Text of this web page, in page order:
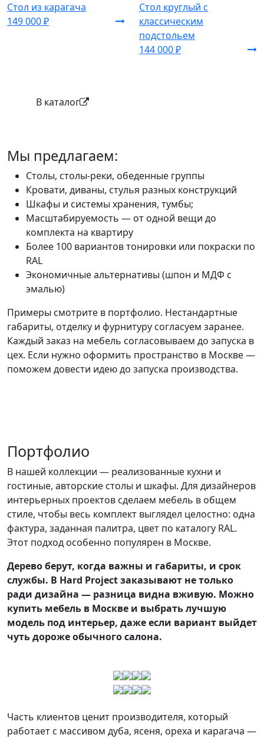
Стол из карагача
149 000 ₽
Стол круглый с
классическим
подстольем
144 000 ₽
В каталог
Мы предлагаем:
Столы, столы-реки, обеденные группы
Кровати, диваны, стулья разных конструкций
Шкафы и системы хранения, тумбы;
Масштабируемость — от одной вещи до
комплекта на квартиру
Более 100 вариантов тонировки или покраски по
RAL
Экономичные альтернативы (шпон и МДФ с
эмалью)
Примеры смотрите в портфолио. Нестандартные
габариты, отделку и фурнитуру согласуем заранее.
Каждый заказ на мебель согласовываем до запуска в
цех. Если нужно оформить пространство в Москве —
поможем довести идею до запуска производства.
Портфолио
В нашей коллекции — реализованные кухни и
гостиные, авторские столы и шкафы. Для дизайнеров
интерьерных проектов сделаем мебель в общем
стиле, чтобы весь комплект выглядел целостно: одна
фактура, заданная палитра, цвет по каталогу RAL.
Этот подход особенно популярен в Москве.
Дерево берут, когда важны и габариты, и срок
службы. В Hard Project заказывают не только
ради дизайна — разница видна вживую. Можно
купить мебель в Москве и выбрать лучшую
модель под интерьер, даже если вариант выйдет
чуть дороже обычного салона.
Часть клиентов ценит производителя, который
работает с массивом дуба, ясеня, ореха и карагача —